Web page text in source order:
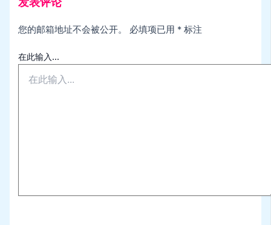
您的邮箱地址不会被公开。 必填项已用 * 标注
在此输入...